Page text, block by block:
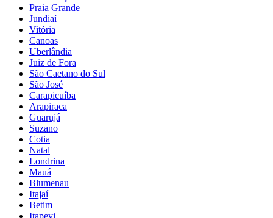
Praia Grande
Jundiaí
Vitória
Canoas
Uberlândia
Juiz de Fora
São Caetano do Sul
São José
Carapicuíba
Arapiraca
Guarujá
Suzano
Cotia
Natal
Londrina
Mauá
Blumenau
Itajaí
Betim
Itapevi